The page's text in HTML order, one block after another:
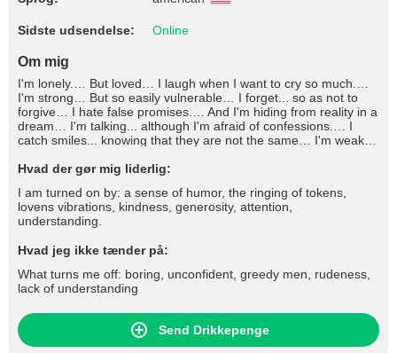
Sidste udsendelse: Online
Om mig
I'm lonely.… But loved… I laugh when I want to cry so much.…
I'm strong… But so easily vulnerable… I forget... so as not to
forgive… I hate false promises.… And I'm hiding from reality in a
dream… I'm talking... although I'm afraid of confessions.… I
catch smiles... knowing that they are not the same… I'm weak –
break my heart – in a moment, And I force myself to live with it…
words.… And I'm leaving forever.... And I don't forgive… Always
among friends… But I'm alone.… I can't lie... but I don't believe
it either, Bright smiles and other people's "Love"… I feel every
to understand me… But it's too complicated To make them
come closer to you… I'm proud – where it's impossible… But I
know how to love sincerely..
Hvad der gør mig liderlig:
I am turned on by: a sense of humor, the ringing of tokens,
lovens vibrations, kindness, generosity, attention,
understanding.
Hvad jeg ikke tænder på:
What turns me off: boring, unconfident, greedy men, rudeness,
lack of understanding
Send Drikkepenge